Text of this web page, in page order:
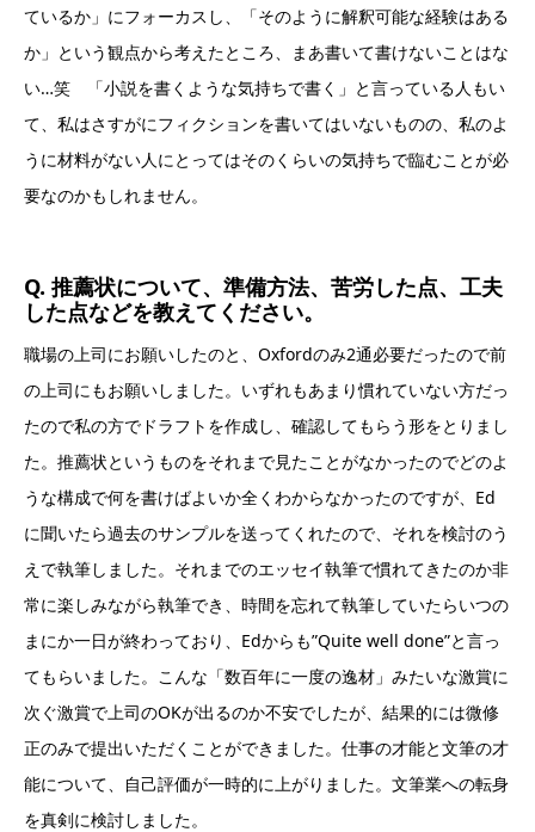
ているか」にフォーカスし、「そのように解釈可能な経験はある
か」という観点から考えたところ、まあ書いて書けないことはな
い…笑 「小説を書くような気持ちで書く」と言っている人もい
て、私はさすがにフィクションを書いてはいないものの、私のよ
うに材料がない人にとってはそのくらいの気持ちで臨むことが必
要なのかもしれません。
Q. 推薦状について、準備方法、苦労した点、工夫
した点などを教えてください。
職場の上司にお願いしたのと、Oxfordのみ2通必要だったので前
の上司にもお願いしました。いずれもあまり慣れていない方だっ
たので私の方でドラフトを作成し、確認してもらう形をとりまし
た。推薦状というものをそれまで見たことがなかったのでどのよ
うな構成で何を書けばよいか全くわからなかったのですが、Ed
に聞いたら過去のサンプルを送ってくれたので、それを検討のう
えで執筆しました。それまでのエッセイ執筆で慣れてきたのか非
常に楽しみながら執筆でき、時間を忘れて執筆していたらいつの
まにか一日が終わっており、Edからも”Quite well done”と言っ
てもらいました。こんな「数百年に一度の逸材」みたいな激賞に
次ぐ激賞で上司のOKが出るのか不安でしたが、結果的には微修
正のみで提出いただくことができました。仕事の才能と文筆の才
能について、自己評価が一時的に上がりました。文筆業への転身
を真剣に検討しました。